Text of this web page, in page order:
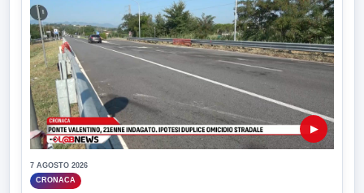
▶
7 AGOSTO 2026
CRONACA